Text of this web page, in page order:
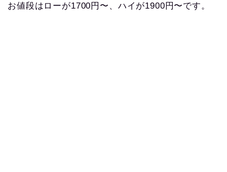
お値段はローが1700円〜、ハイが1900円〜です。